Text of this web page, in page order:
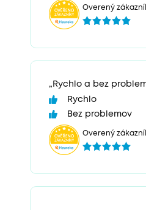
Overený
„Rychlo a bez
Rychlo
Bez problemov
Overený